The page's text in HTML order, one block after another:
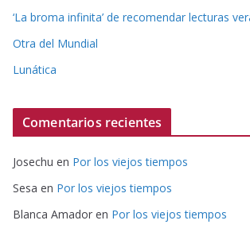
‘La broma infinita’ de recomendar lecturas
Otra del Mundial
Lunática
Comentarios recientes
Josechu en Por los viejos tiempos
Sesa en Por los viejos tiempos
Blanca Amador en Por los viejos tiempos